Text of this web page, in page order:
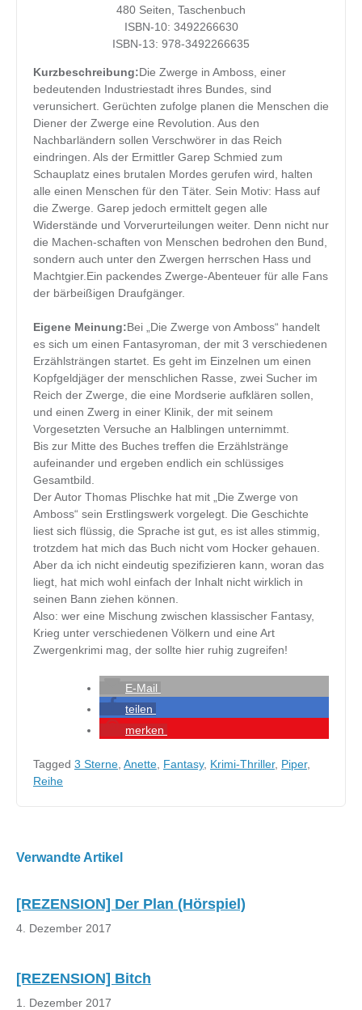
480 Seiten, Taschenbuch
ISBN-10: 3492266630
ISBN-13: 978-3492266635
Kurzbeschreibung:Die Zwerge in Amboss, einer
bedeutenden Industriestadt ihres Bundes, sind
verunsichert. Gerüchten zufolge planen die Menschen die
Diener der Zwerge eine Revolution. Aus den
Nachbarländern sollen Verschwörer in das Reich
eindringen. Als der Ermittler Garep Schmied zum
Schauplatz eines brutalen Mordes gerufen wird, halten
alle einen Menschen für den Täter. Sein Motiv: Hass auf
die Zwerge. Garep jedoch ermittelt gegen alle
Widerstände und Vorverurteilungen weiter. Denn nicht nur
die Machen-schaften von Menschen bedrohen den Bund,
sondern auch unter den Zwergen herrschen Hass und
Machtgier.Ein packendes Zwerge-Abenteuer für alle Fans
der bärbeißigen Draufgänger.
Eigene Meinung:Bei „Die Zwerge von Amboss“ handelt
es sich um einen Fantasyroman, der mit 3 verschiedenen
Erzählsträngen startet. Es geht im Einzelnen um einen
Kopfgeldjäger der menschlichen Rasse, zwei Sucher im
Reich der Zwerge, die eine Mordserie aufklären sollen,
und einen Zwerg in einer Klinik, der mit seinem
Vorgesetzten Versuche an Halblingen unternimmt.
Bis zur Mitte des Buches treffen die Erzählstränge
aufeinander und ergeben endlich ein schlüssiges
Gesamtbild.
Der Autor Thomas Plischke hat mit „Die Zwerge von
Amboss“ sein Erstlingswerk vorgelegt. Die Geschichte
liest sich flüssig, die Sprache ist gut, es ist alles stimmig,
trotzdem hat mich das Buch nicht vom Hocker gehauen.
Aber da ich nicht eindeutig spezifizieren kann, woran das
liegt, hat mich wohl einfach der Inhalt nicht wirklich in
seinen Bann ziehen können.
Also: wer eine Mischung zwischen klassischer Fantasy,
Krieg unter verschiedenen Völkern und eine Art
Zwergenkrimi mag, der sollte hier ruhig zugreifen!
E-Mail
teilen
merken
Tagged 3 Sterne Anette Fantasy, Krimi-Thriller, Piper,
Reihe
Verwandte Artikel
[REZENSION] Der Plan (Hörspiel)
4. Dezember 2017
[REZENSION] Bitch
1. Dezember 2017
Beitragsnavigation